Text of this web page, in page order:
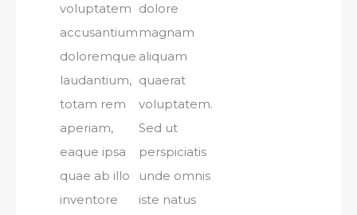
voluptatem
accusantium
doloremque
laudantium,
totam rem
aperiam,
eaque ipsa
quae ab illo
inventore
dolore
magnam
aliquam
quaerat
voluptatem.
Sed ut
perspiciatis
unde omnis
iste natus